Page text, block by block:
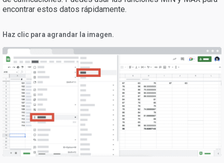
encontrar estos datos rápidamente.
Haz clic para agrandar la imagen.